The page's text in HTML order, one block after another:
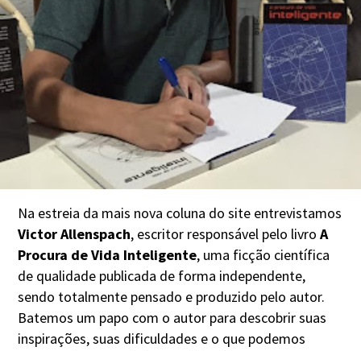
Na estreia da mais nova coluna do site entrevistamos
Victor Allenspach, escritor responsável pelo livroA
Procura de Vida Inteligente, uma ficção científica
de qualidade publicada de forma independente,
sendo totalmente pensado e produzido pelo autor.
Batemos um papo com o autor para descobrir suas
inspirações, suas dificuldades e o que podemos